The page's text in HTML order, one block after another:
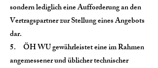
sondern lediglich eine Aufforderung an den
Vertragspartner zur Stellung eines Angebots
dar.
5. ÖH WU gewährleistet eine im Rahmen
angemessener und üblicher technischer